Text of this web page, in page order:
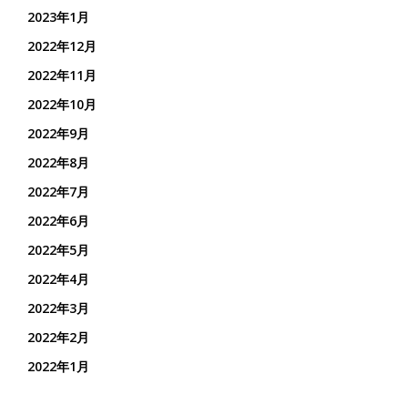
2023年1月
2022年12月
2022年11月
2022年10月
2022年9月
2022年8月
2022年7月
2022年6月
2022年5月
2022年4月
2022年3月
2022年2月
2022年1月